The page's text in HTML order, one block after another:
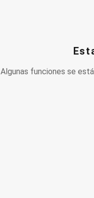
Algunas funciones se